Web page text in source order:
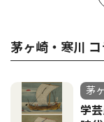
茅ヶ崎・寒川
茅
学